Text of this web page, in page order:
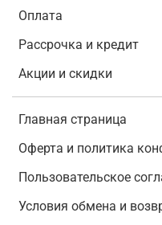
Оплата
Рассрочка и кредит
Акции и скидки
Главная страница
Оферта и политика
Пользовательское
Условия обмена и